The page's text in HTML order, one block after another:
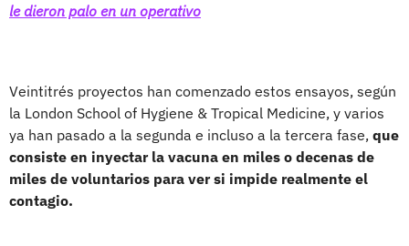
le dieron palo en un operativo
Veintitrés proyectos han comenzado estos ensayos, según
la London School of Hygiene & Tropical Medicine, y varios
ya han pasado a la segunda e incluso a la tercera fase, que
consiste en inyectar la vacuna en miles o decenas de
miles de voluntarios para ver si impide realmente el
contagio.